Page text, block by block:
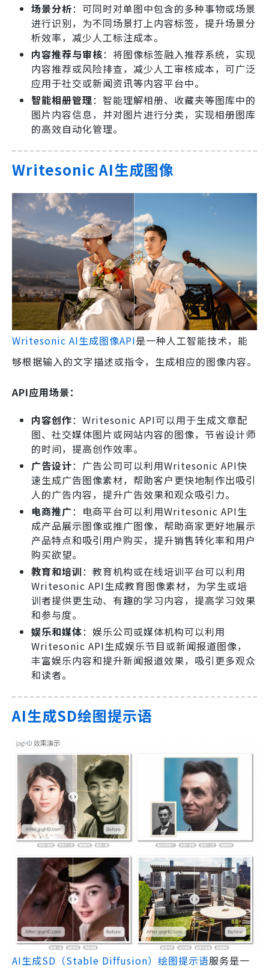
场景分析：可同时对单图中包含的多种事物或场景
进行识别，为不同场景打上内容标签，提升场景分
析效率，减少人工标注成本。
内容推荐与审核：将图像标签融入推荐系统，实现
内容推荐或风险排查，减少人工审核成本，可广泛
应用于社交或新闻资讯等内容平台中。
智能相册管理：智能理解相册、收藏夹等图库中的
图片内容信息，并对图片进行分类，实现相册图库
的高效自动化管理。
Writesonic AI生成图像
Writesonic AI生成图像API是一种人工智能技术，能
够根据输入的文字描述或指令，生成相应的图像内容。
API应用场景：
内容创作：Writesonic API可以用于生成文章配
图、社交媒体图片或网站内容的图像，节省设计师
的时间，提高创作效率。
广告设计：广告公司可以利用Writesonic API快
速生成广告图像素材，帮助客户更快地制作出吸引
人的广告内容，提升广告效果和观众吸引力。
电商推广：电商平台可以利用Writesonic API生
成产品展示图像或推广图像，帮助商家更好地展示
产品特点和吸引用户购买，提升销售转化率和用户
购买欲望。
教育和培训：教育机构或在线培训平台可以利用
Writesonic API生成教育图像素材，为学生或培
训者提供更生动、有趣的学习内容，提高学习效果
和参与度。
娱乐和媒体：娱乐公司或媒体机构可以利用
Writesonic API生成娱乐节目或新闻报道图像，
丰富娱乐内容和提升新闻报道效果，吸引更多观众
和读者。
AI生成SD绘图提示语
AI生成SD（Stable Diffusion）绘图提示语服务是一